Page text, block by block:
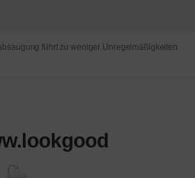
führt zu weniger Unregelmäßigkeiten